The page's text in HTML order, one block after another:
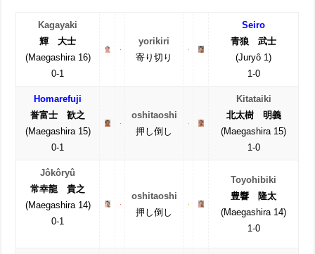
Kagayaki
輝 大士
(Maegashira 16)
0-1
yorikiri
寄り切り
Seiro
青狼 武士
(Juryô 1)
1-0
Homarefuji
誉富士 歓之
(Maegashira 15)
0-1
oshitaoshi
押し倒し
Kitataiki
北太樹 明義
(Maegashira 15)
1-0
Jôkôryû
常幸龍 貴之
(Maegashira 14)
0-1
oshitaoshi
押し倒し
Toyohibiki
豊響 隆太
(Maegashira 14)
1-0